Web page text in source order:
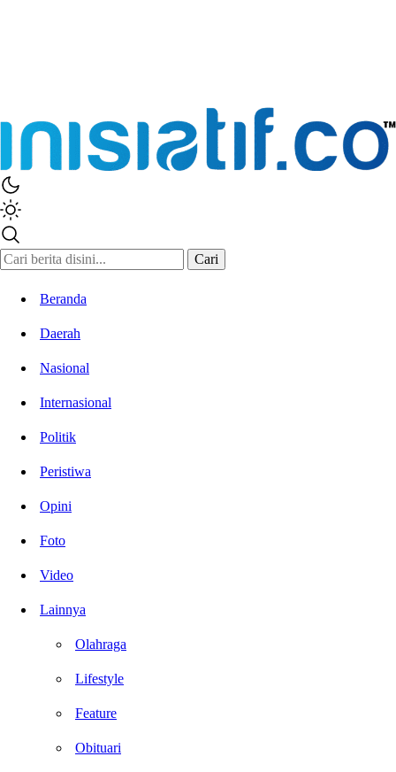
Inisiatif.co
Stay Connected Stay Informed
Cari
Beranda
Daerah
Nasional
Internasional
Politik
Peristiwa
Opini
Foto
Video
Lainnya
Olahraga
Lifestyle
Feature
Obituari